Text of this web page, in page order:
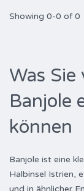
Showing 0-0 of 0
Was
Banjole
können
Banjole ist eine
Halbinsel Istrien,
und in ähnlicher